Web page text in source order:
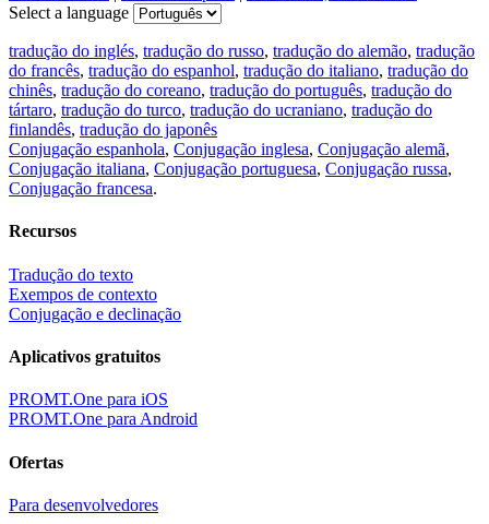
Select a language
tradução do inglés, tradução do russo, tradução do alemão, tradução
do francês, tradução do espanhol, tradução do italiano, tradução do
chinês, tradução do coreano, tradução do português, tradução do
tártaro, tradução do turco, tradução do ucraniano, tradução do
finlandês, tradução do japonês
Conjugação espanhola, Conjugação inglesa, Conjugação alemã,
Conjugação italiana, Conjugação portuguesa, Conjugação russa,
Conjugação francesa.
Recursos
Tradução do texto
Exempos de contexto
Conjugação e declinação
Aplicativos gratuitos
PROMT.One para iOS
PROMT.One para Android
Ofertas
Para desenvolvedores